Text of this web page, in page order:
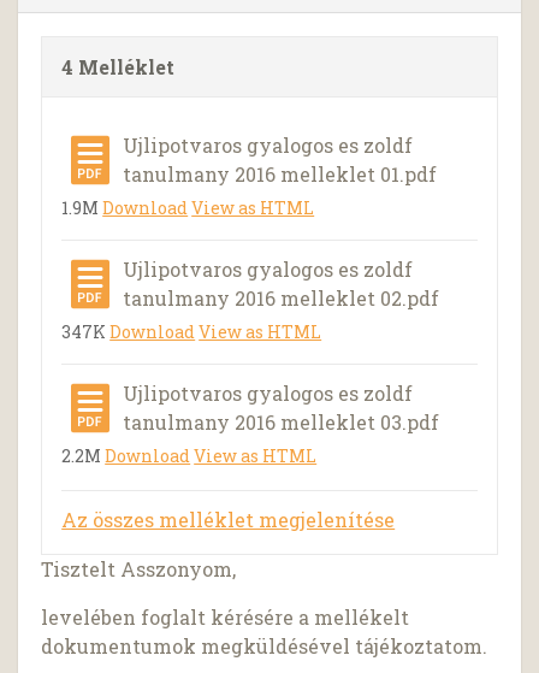
4 Melléklet
Ujlipotvaros gyalogos es zoldf
tanulmany 2016 melleklet 01.pdf
1.9MDownloadView as HTML
Ujlipotvaros gyalogos es zoldf
tanulmany 2016 melleklet 02.pdf
347KDownloadView as HTML
Ujlipotvaros gyalogos es zoldf
tanulmany 2016 melleklet 03.pdf
2.2MDownloadView as HTML
Az összes melléklet megjelenítése
Tisztelt Asszonyom,
levelében foglalt kérésére a mellékelt
dokumentumok megküldésével tájékoztatom.